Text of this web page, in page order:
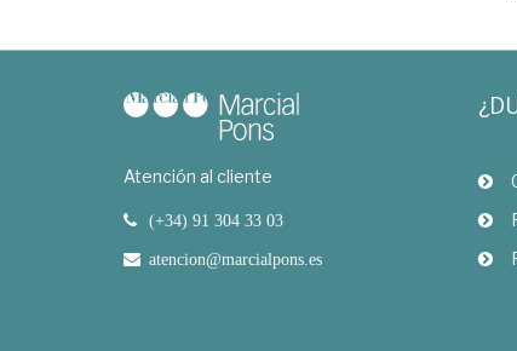
Atención al cliente
(+34) 91 304 33 03
atencion@marcialpons.es